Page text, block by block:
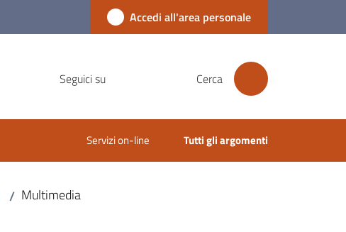
Accedi all'area personale
Seguici su Cerca
Servizi on-line Tutti gli argomenti
/ Multimedia